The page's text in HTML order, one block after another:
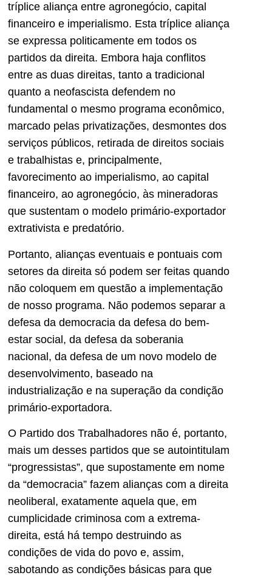
tríplice aliança entre agronegócio, capital
financeiro e imperialismo. Esta tríplice aliança
se expressa politicamente em todos os
partidos da direita. Embora haja conflitos
entre as duas direitas, tanto a tradicional
quanto a neofascista defendem no
fundamental o mesmo programa econômico,
marcado pelas privatizações, desmontes dos
serviços públicos, retirada de direitos sociais
e trabalhistas e, principalmente,
favorecimento ao imperialismo, ao capital
financeiro, ao agronegócio, às mineradoras
que sustentam o modelo primário-exportador
extrativista e predatório.
Portanto, alianças eventuais e pontuais com
setores da direita só podem ser feitas quando
não coloquem em questão a implementação
de nosso programa. Não podemos separar a
defesa da democracia da defesa do bem-
estar social, da defesa da soberania
nacional, da defesa de um novo modelo de
desenvolvimento, baseado na
industrialização e na superação da condição
primário-exportadora.
O Partido dos Trabalhadores não é, portanto,
mais um desses partidos que se autointitulam
“progressistas”, que supostamente em nome
da “democracia” fazem alianças com a direita
neoliberal, exatamente aquela que, em
cumplicidade criminosa com a extrema-
direita, está há tempo destruindo as
condições de vida do povo e, assim,
sabotando as condições básicas para que